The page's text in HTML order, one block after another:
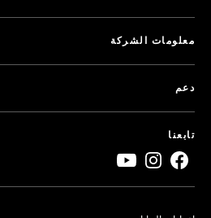
معلومات الشركة
دعم
تابعنا